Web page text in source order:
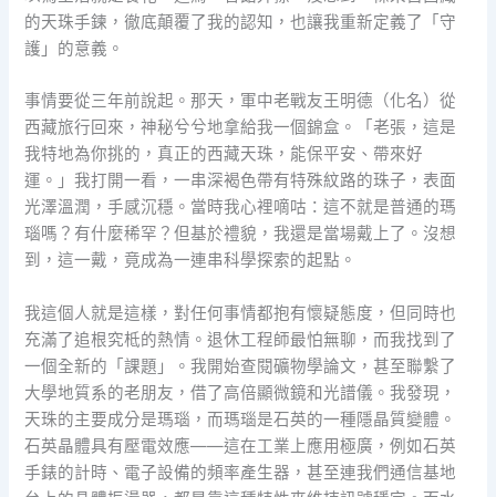
的天珠手鍊，徹底顛覆了我的認知，也讓我重新定義了「守
護」的意義。
事情要從三年前說起。那天，軍中老戰友王明德（化名）從
西藏旅行回來，神秘兮兮地拿給我一個錦盒。「老張，這是
我特地為你挑的，真正的西藏天珠，能保平安、帶來好
運。」我打開一看，一串深褐色帶有特殊紋路的珠子，表面
光澤溫潤，手感沉穩。當時我心裡嘀咕：這不就是普通的瑪
瑙嗎？有什麼稀罕？但基於禮貌，我還是當場戴上了。沒想
到，這一戴，竟成為一連串科學探索的起點。
我這個人就是這樣，對任何事情都抱有懷疑態度，但同時也
充滿了追根究柢的熱情。退休工程師最怕無聊，而我找到了
一個全新的「課題」。我開始查閱礦物學論文，甚至聯繫了
大學地質系的老朋友，借了高倍顯微鏡和光譜儀。我發現，
天珠的主要成分是瑪瑙，而瑪瑙是石英的一種隱晶質變體。
石英晶體具有壓電效應——這在工業上應用極廣，例如石英
手錶的計時、電子設備的頻率產生器，甚至連我們通信基地